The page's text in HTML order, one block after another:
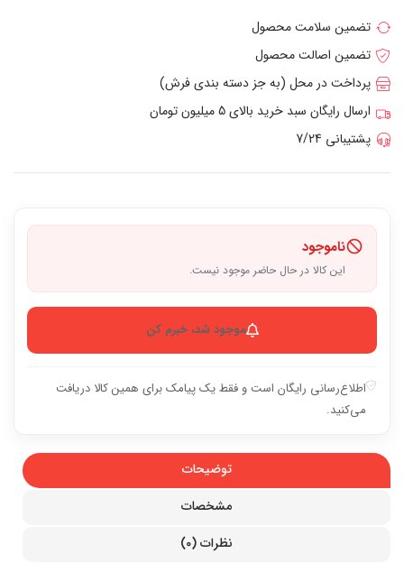
تضمین سلامت محصول
تضمین اصالت محصول
پرداخت در محل (به جز دسته بندی فرش)
ارسال رایگان سبد خرید بالای 5 میلیون تومان
پشتیبانی 7/24
ناموجود
این کالا در حال حاضر موجود نیست.
موجود شد، خبرم کن
اطلاع‌رسانی رایگان است و فقط یک پیامک برای همین کالا دریافت
می‌کنید.
توضیحات
مشخصات
نظرات (0)